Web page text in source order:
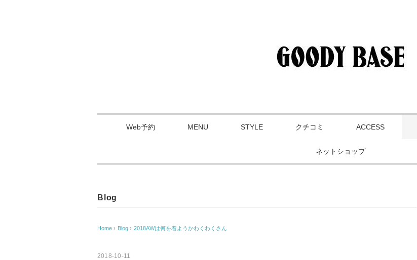
Web予約 MENU STYLE クチコミ ACCESS
ネットショップ
Blog
Home › Blog › 2018AWは何を着ようかわくわくさん
2018-10-11